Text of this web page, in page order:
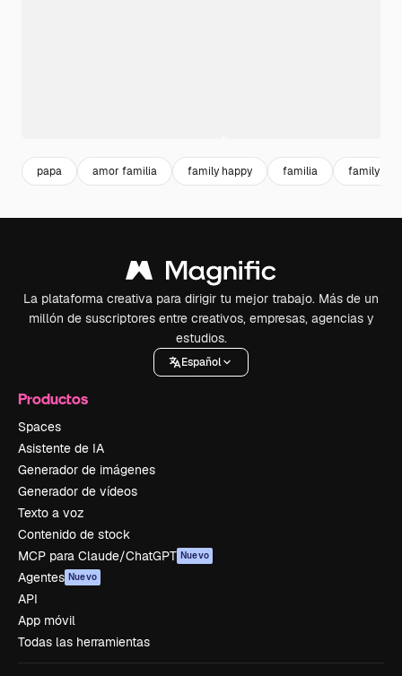
papa amor familia family happy familia family
La plataforma creativa para dirigir tu mejor trabajo. Más de un
millón de suscriptores entre creativos, empresas, agencias y
estudios.
Español
Productos
Spaces
Asistente de IA
Generador de imágenes
Generador de vídeos
Texto a voz
Contenido de stock
MCP para Claude/ChatGPT Nuevo
Agentes Nuevo
API
App móvil
Todas las herramientas